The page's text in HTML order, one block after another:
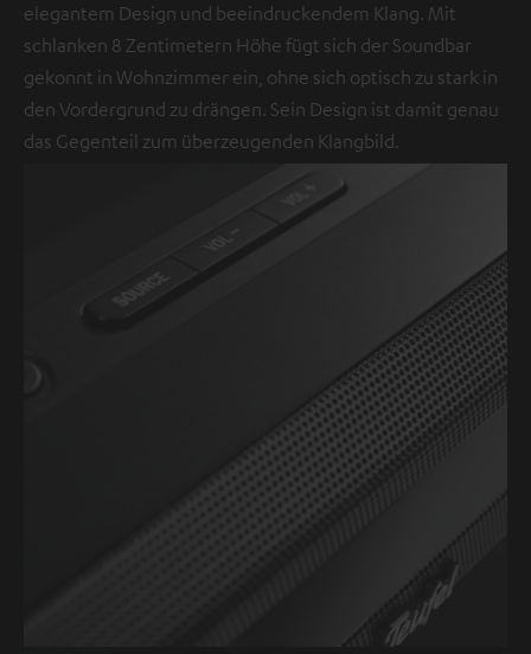
elegantem Design und beeindruckendem Klang. Mit
schlanken 8 Zentimetern Höhe fügt sich der Soundbar
gekonnt in Wohnzimmer ein, ohne sich optisch zu stark in
den Vordergrund zu drängen. Sein Design ist damit genau
das Gegenteil zum überzeugenden Klangbild.